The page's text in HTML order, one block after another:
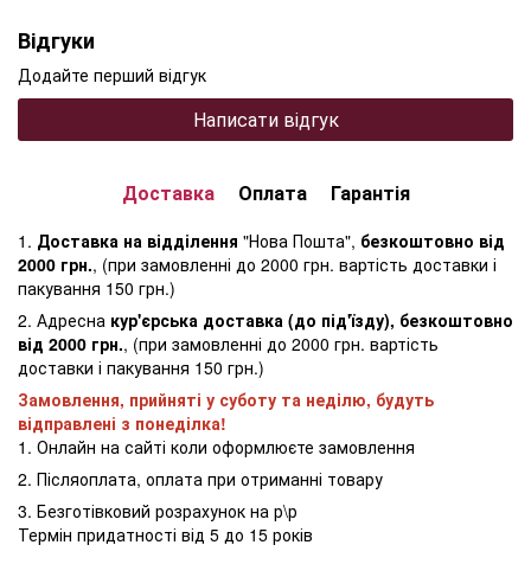
Відгуки
Додайте перший відгук
Написати відгук
Доставка Оплата Гарантія
1. Доставка на відділення "Нова Пошта", безкоштовно від
2000 грн., (при замовленні до 2000 грн. вартість доставки і
пакування 150 грн.)
2. Адресна кур'єрська доставка (до під'їзду), безкоштовно
від 2000 грн., (при замовленні до 2000 грн. вартість
доставки і пакування 150 грн.)
Замовлення, прийняті у суботу та неділю, будуть
відправлені з понеділка!
1. Онлайн на сайті коли оформлюєте замовлення
2. Післяоплата, оплата при отриманні товару
3. Безготівковий розрахунок на р\р
Термін придатності від 5 до 15 років